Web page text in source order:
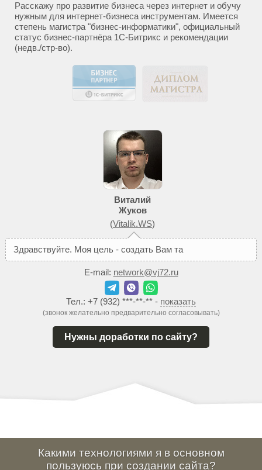
Расскажу про развитие бизнеса через интернет и обучу
нужным для интернет-бизнеса инструментам. Имеется
степень магистра "бизнес-информатики", официальный
статус бизнес-партнёра 1С-Битрикс и рекомендации
(недв./стр-во).
Виталий
Жуков
(Vitalik.WS)
Здравствуйте. Моя цель - создать Вам так
E-mail: network@vj72.ru
Тел.: +7 (932) ***-**-** - показать
(звонок желательно предварительно согласовывать)
Нужны доработки по сайту?
Какими технологиями я в основном
пользуюсь при создании сайта?